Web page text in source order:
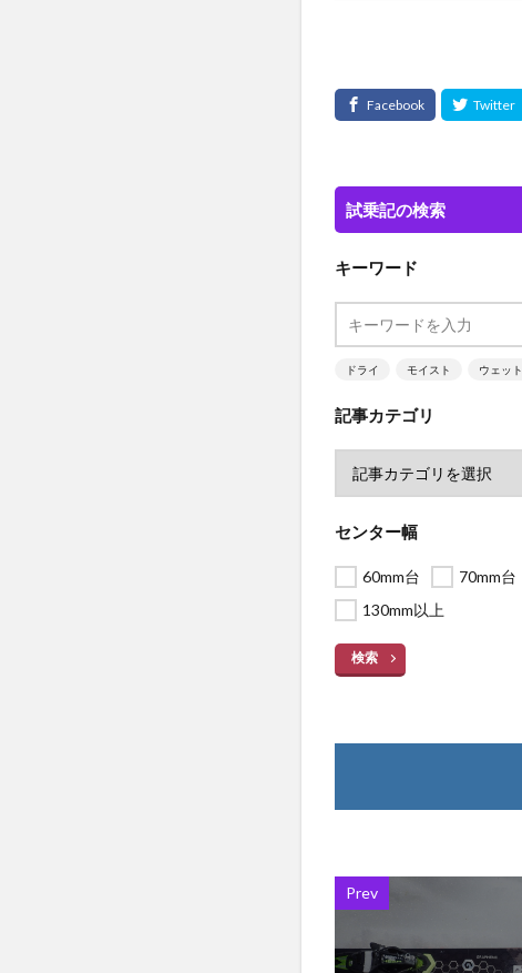
試乗記の検索
キーワード
ドライ モイスト ウェット
記事カテゴリ
センター幅
60mm台 70mm台
130mm以上
検索
Prev